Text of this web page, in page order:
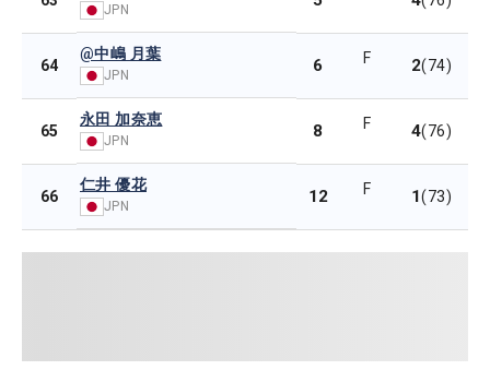
JPN
64
@中嶋 月葉
JPN 6 F 2(74)
65
永田 加奈恵
JPN 8 F 4(76)
66
仁井 優花
JPN 12 F 1(73)